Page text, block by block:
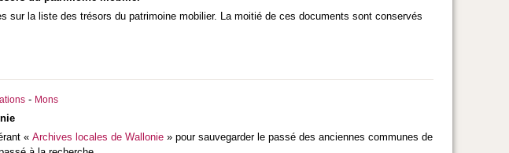
sur la liste des trésors du patrimoine mobilier. La moitié de ces documents sont conservés
- Mons
« Archives locales de Wallonie » pour sauvegarder le passé des anciennes communes de